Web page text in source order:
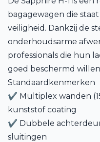
bagagewagen die
veiligheid. Dankzij de
onderhoudsarme
professionals die hun
goed beschermd
Standaardkenmerken
✔ Multiplex wanden
kunststof coating
✔ Dubbele
sluitingen